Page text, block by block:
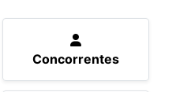
Concorrentes